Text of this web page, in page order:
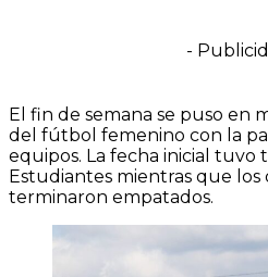
-
El fin de semana se puso en
del fútbol femenino con la
equipos. La fecha inicial tuvo
Estudiantes mientras que los
terminaron empatados.